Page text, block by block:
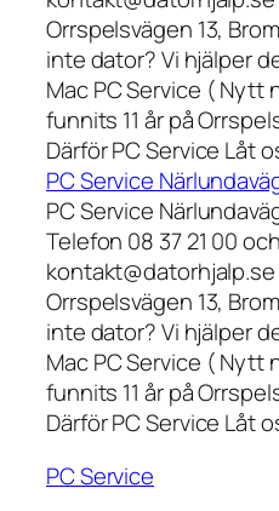
Orrspelsvägen 13,
inte dator? Vi hjälper
Mac PC Service ( Nytt
funnits 11 år på
Därför PC Service Låt
PC Service
PC Service
Telefon 08 37 21 00
Orrspelsvägen 13,
inte dator? Vi hjälper
Mac PC Service ( Nytt
funnits 11 år på
Därför PC Service Låt
PC Service